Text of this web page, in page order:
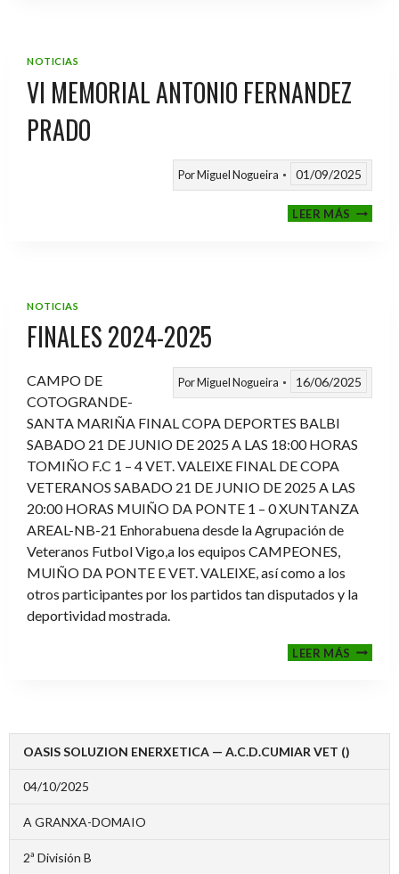
NOTICIAS
VI MEMORIAL ANTONIO FERNANDEZ
PRADO
PorMiguel Nogueira 01/09/2025
LEER MÁSVI
NOTICIAS
FINALES 2024-2025
PorMiguel Nogueira 16/06/2025
CAMPO DE
COTOGRANDE-
SANTA MARIÑA FINAL COPA DEPORTES BALBI
SABADO 21 DE JUNIO DE 2025 A LAS 18:00 HORAS
TOMIÑO F.C 1 – 4 VET. VALEIXE FINAL DE COPA
VETERANOS SABADO 21 DE JUNIO DE 2025 A LAS
20:00 HORAS MUIÑO DA PONTE 1 – 0 XUNTANZA
AREAL-NB-21 Enhorabuena desde la Agrupación de
Veteranos Futbol Vigo,a los equipos CAMPEONES,
MUIÑO DA PONTE E VET. VALEIXE, así como a los
otros participantes por los partidos tan disputados y la
deportividad mostrada.
LEER MÁS
2024-
OASIS SOLUZION ENERXETICA — A.C.D.CUMIAR VET ()
04/10/2025
A GRANXA-DOMAIO
2ª División B